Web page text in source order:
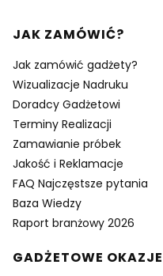
Linki w stopce
JAK ZAMÓWIĆ?
Jak zamówić gadżety?
Wizualizacje Nadruku
Doradcy Gadżetowi
Terminy Realizacji
Zamawianie próbek
Jakość i Reklamacje
FAQ Najczęstsze pytania
Baza Wiedzy
Raport branżowy 2026
GADŻETOWE OKAZJE